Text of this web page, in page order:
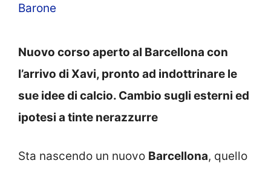
Barone
Nuovo corso aperto al Barcellona con
l’arrivo di Xavi, pronto ad indottrinare le
sue idee di calcio. Cambio sugli esterni ed
ipotesi a tinte nerazzurre
Sta nascendo un nuovo Barcellona, quello